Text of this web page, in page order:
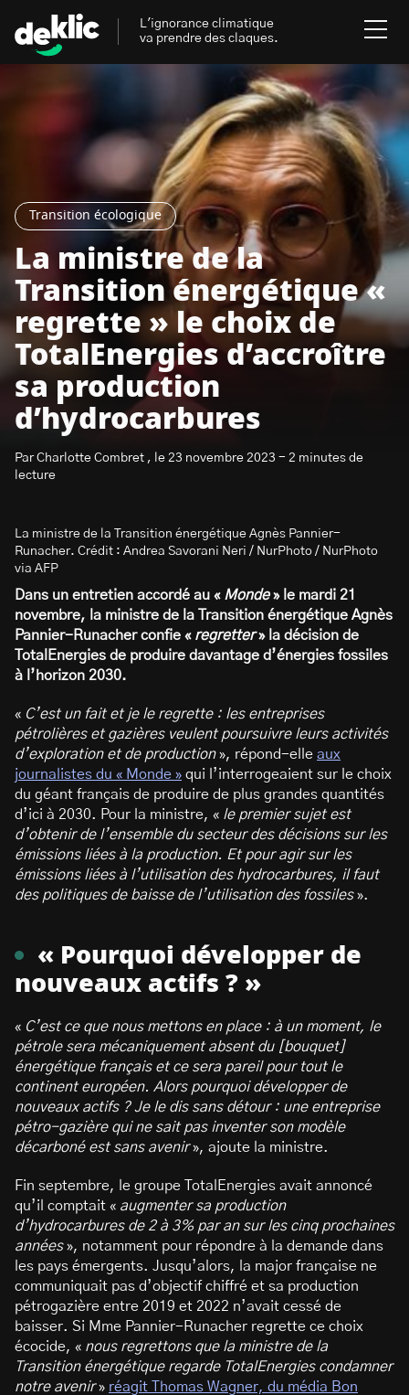
Transition écologique
La ministre de la
Transition énergétique «
regrette » le choix de
TotalEnergies d’accroître
sa production
d’hydrocarbures
Par Charlotte Combret , le 23 novembre 2023 - 2 minutes de
lecture
La ministre de la Transition énergétique Agnès Pannier-
Runacher. Crédit : Andrea Savorani Neri / NurPhoto / NurPhoto
via AFP
Dans un entretien accordé au « Monde» le mardi 21
novembre, la ministre de la Transition énergétique Agnès
Pannier-Runacher confie « regretter» la décision de
TotalEnergies de produire davantage d’énergies fossiles
à l’horizon 2030.
« C’est un fait et je le regrette : les entreprises
pétrolières et gazières veulent poursuivre leurs activités
d’exploration et de production», répond-elle aux
journalistes du « Monde » qui l’interrogeaient sur le choix
du géant français de produire de plus grandes quantités
d’ici à 2030. Pour la ministre, « le premier sujet est
d’obtenir de l’ensemble du secteur des décisions sur les
émissions liées à la production. Et pour agir sur les
émissions liées à l’utilisation des hydrocarbures, il faut
des politiques de baisse de l’utilisation des fossiles».
« Pourquoi développer de
nouveaux actifs ? »
« C’est ce que nous mettons en place : à un moment, le
pétrole sera mécaniquement absent du [bouquet]
énergétique français et ce sera pareil pour tout le
continent européen. Alors pourquoi développer de
nouveaux actifs ? Je le dis sans détour : une entreprise
pétro-gazière qui ne sait pas inventer son modèle
décarboné est sans avenir», ajoute la ministre.
Fin septembre, le groupe TotalEnergies avait annoncé
qu’il comptait « augmenter sa production
d’hydrocarbures de 2 à 3% par an sur les cinq prochaines
années», notamment pour répondre à la demande dans
les pays émergents. Jusqu’alors, la major française ne
communiquait pas d’objectif chiffré et sa production
pétrogazière entre 2019 et 2022 n’avait cessé de
baisser. Si Mme Pannier-Runacher regrette ce choix
écocide, « nous regrettons que la ministre de la
Transition énergétique regarde TotalEnergies condamner
notre avenir» réagit Thomas Wagner, du média Bon
L'ignorance climatique
va prendre des claques.
Aides, bons plans & cie
Énergies renouvelables
Mobilités durables
Gestes écologiques
Inspiré.es inspirant.es
S’abonner à la newsletter
Rechercher
:
Les mots clés les plus
recherchés sur Deklic
Transition Écologique deklic kids
interview Volte-face